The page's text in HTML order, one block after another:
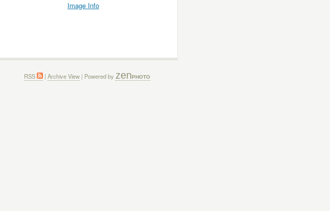
Image Info
RSS | Archive View | Powered by zenPHOTO